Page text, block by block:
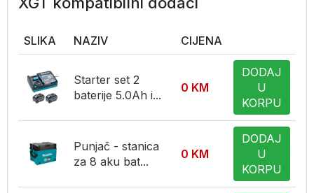
SLIKA NAZIV CIJENA
Starter set 2
baterije 5.0Ah i...
0 KM
DODAJ
U
KORPU
Punjač - stanica
za 8 aku bat...
0 KM
DODAJ
U
KORPU